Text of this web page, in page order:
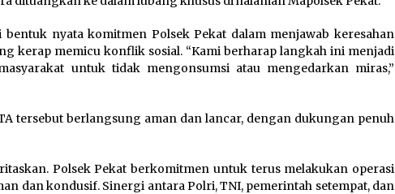
nyata komitmen Polsek Pekat dalam menjawab keresahan
kerap memicu konflik sosial. “Kami berharap langkah ini menjadi
untuk tidak mengonsumsi atau mengedarkan miras,”
tersebut berlangsung aman dan lancar, dengan dukungan penuh
Polsek Pekat berkomitmen untuk terus melakukan operasi
dan kondusif. Sinergi antara Polri, TNI, pemerintah setempat, dan